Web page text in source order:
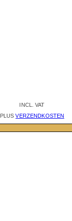
INCL. VAT
PLUSVERZENDKOSTEN